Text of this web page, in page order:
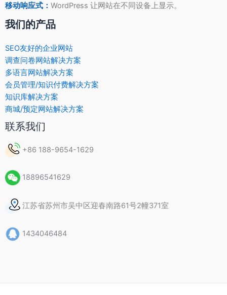
移动响应式： WordPress 让网站在不同设备上显示。
我们的产品
SEO友好的企业网站
调查问卷网站解决方案
多语言网站解决方案
会员管理/知识付费解决方案
知识库解决方案
商城/预定网站解决方案
联系我们
+86 188-9654-1629
18896541629
江苏省苏州市吴中区迎春南路61号2幢371室
1434046484